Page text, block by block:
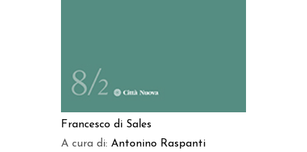
Francesco di Sales
A cura di: Antonino Raspanti